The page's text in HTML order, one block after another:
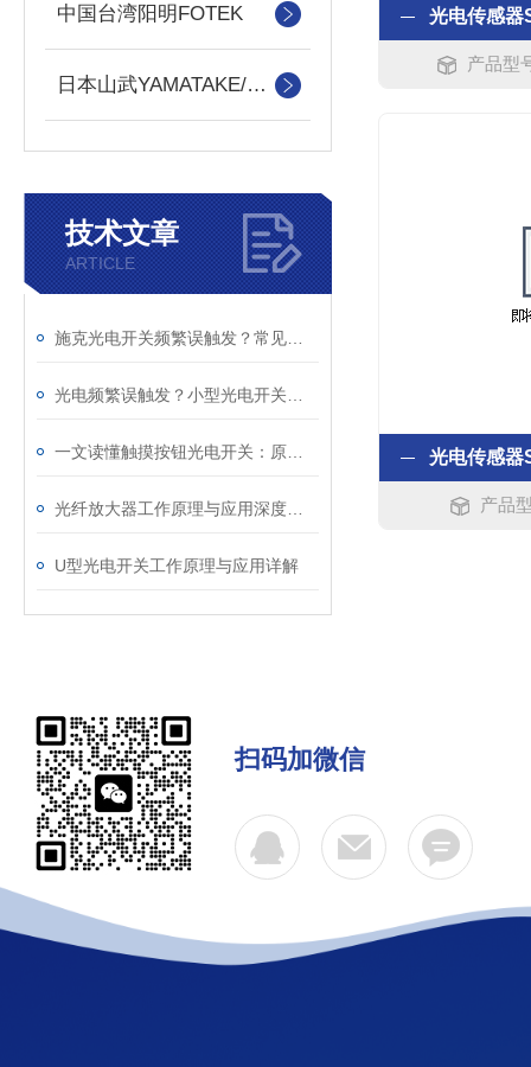
中国台湾阳明FOTEK
日本山武YAMATAKE/azbiL
技术文章
ARTICLE
U型光电开关工作原理与应用详解
产品型
产品
扫码加微信